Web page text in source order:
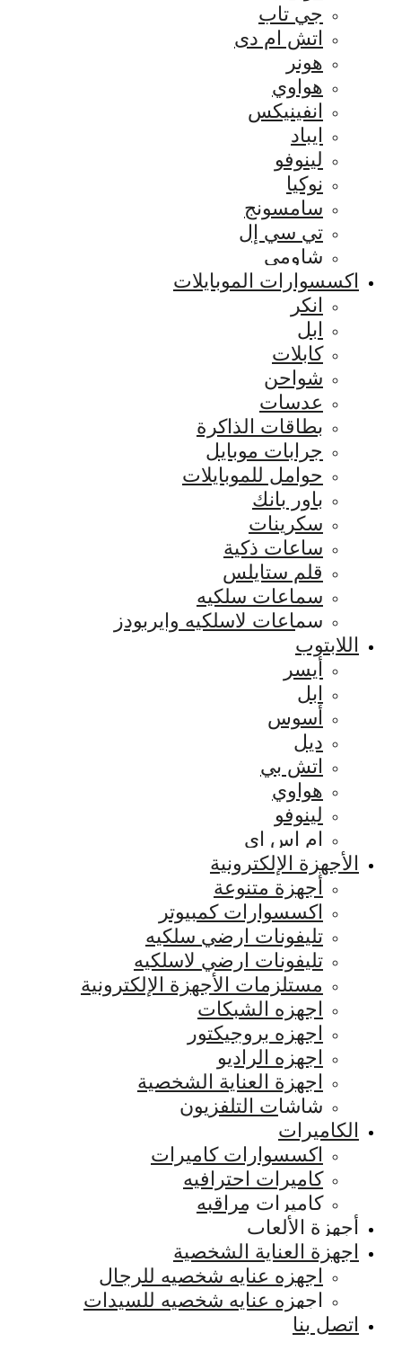
جي تاب
اتش ام دى
هونر
هواوي
انفينيكس
ايباد
لينوفو
نوكيا
سامسونج
تي سي إل
شاومي
اكسسوارات الموبايلات
انكر
ابل
كابلات
شواحن
عدسات
بطاقات الذاكرة
جرابات موبايل
حوامل للموبايلات
باور بانك
سكرينات
ساعات ذكية
قلم ستايلس
سماعات سلكيه
سماعات لاسلكيه وايربودز
اللابتوب
أيسر
ابل
أسوس
ديل
اتش بي
هواوي
لينوفو
ام اس اي
الأجهزة الإلكترونية
أجهزة متنوعة
اكسسوارات كمبيوتر
تليفونات ارضي سلكيه
تليفونات ارضي لاسلكيه
مستلزمات الأجهزة الإلكترونية
اجهزه الشبكات
اجهزه بروجيكتور
اجهزه الراديو
اجهزة العناية الشخصية
شاشات التلفزيون
الكاميرات
اكسسوارات كاميرات
كاميرات احترافيه
كاميرات مراقبه
أجهزة الألعاب
اجهزة العناية الشخصية
اجهزه عنايه شخصيه للرجال
اجهزه عنايه شخصيه للسيدات
اتصل بنا